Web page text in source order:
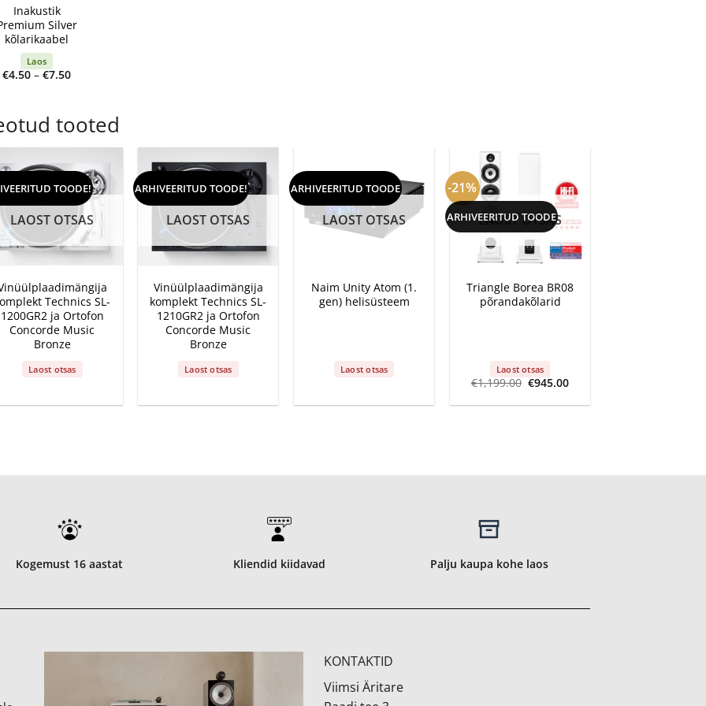
Inakustik
Silver
kõlarikaabel
Laos
€4.50 – €7.50Price
€7.50
tooted
TOODE!
+
LAOST OTSAS
Technics SL-
1200GR2 ja Ortofon
Concorde Music
Bronze
Laost otsas
ARHIVEERITUD TOODE!
+
LAOST OTSAS
Vinüülplaadimängija
komplekt Technics SL-
1210GR2 ja Ortofon
Concorde Music
Bronze
Laost otsas
ARHIVEERITUD TOODE
LAOST OTSAS
Naim Unity Atom (1.
gen) helisüsteem
Laost otsas
-21%
ARHIVEERITUD TOODE
LAOST OTSAS
Triangle Borea BR08
põrandakõlarid
Laost otsas
€1,199.00 Algne
oli:
€945.00Current
is:
Kogemust 16 aastat Kliendid kiidavad Palju kaupa kohe laos
KONTAKTID
Viimsi Äritare